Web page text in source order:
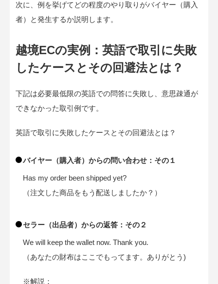
次に、例を挙げてどの程度のやり取りがバイヤー（購入
者）と発生するか説明します。
越境ECの実例：英語で取引に失敗
したケースとその回避法とは？
下記は必要最低限の英語での問答に失敗し、意思疎通が
できなかった取引例です。
英語で取引に失敗したケースとその回避法とは？
バイヤー（購入者）からの問い合わせ：その１
Has my order been shipped yet?
（注文した商品をもう配送しましたか？）
セラー（出品者）からの返答：その２
We will keep the wallet now. Thank you.
（あなたの財布はここでもってます。ありがとう)
※解説：